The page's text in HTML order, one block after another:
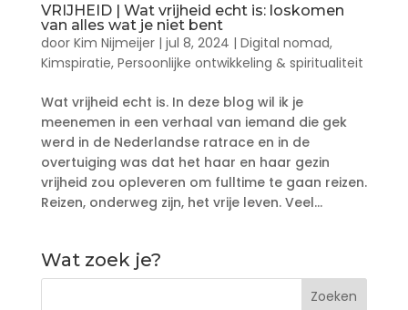
VRIJHEID | Wat vrijheid echt is: loskomen
van alles wat je niet bent
door Kim Nijmeijer| jul 8, 2024 | Digital nomad,
Kimspiratie, Persoonlijke ontwikkeling & spiritualiteit
Wat vrijheid echt is. In deze blog wil ik je
meenemen in een verhaal van iemand die gek
werd in de Nederlandse ratrace en in de
overtuiging was dat het haar en haar gezin
vrijheid zou opleveren om fulltime te gaan reizen.
Reizen, onderweg zijn, het vrije leven. Veel...
Wat zoek je?